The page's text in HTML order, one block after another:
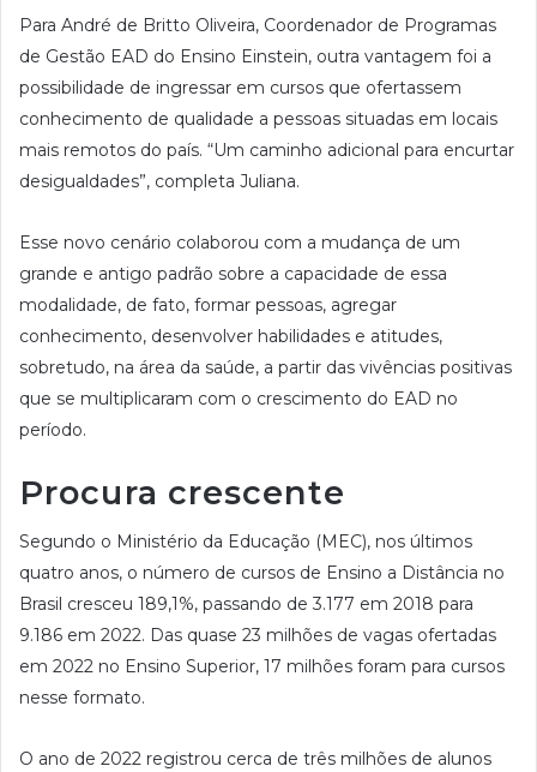
Para André de Britto Oliveira, Coordenador de Programas
de Gestão EAD do Ensino Einstein, outra vantagem foi a
possibilidade de ingressar em cursos que ofertassem
conhecimento de qualidade a pessoas situadas em locais
mais remotos do país. “Um caminho adicional para encurtar
desigualdades”, completa Juliana.
Esse novo cenário colaborou com a mudança de um
grande e antigo padrão sobre a capacidade de essa
modalidade, de fato, formar pessoas, agregar
conhecimento, desenvolver habilidades e atitudes,
sobretudo, na área da saúde, a partir das vivências positivas
que se multiplicaram com o crescimento do EAD no
período.
Procura crescente
Segundo o Ministério da Educação (MEC), nos últimos
quatro anos, o número de cursos de Ensino a Distância no
Brasil cresceu 189,1%, passando de 3.177 em 2018 para
9.186 em 2022. Das quase 23 milhões de vagas ofertadas
em 2022 no Ensino Superior, 17 milhões foram para cursos
nesse formato.
O ano de 2022 registrou cerca de três milhões de alunos